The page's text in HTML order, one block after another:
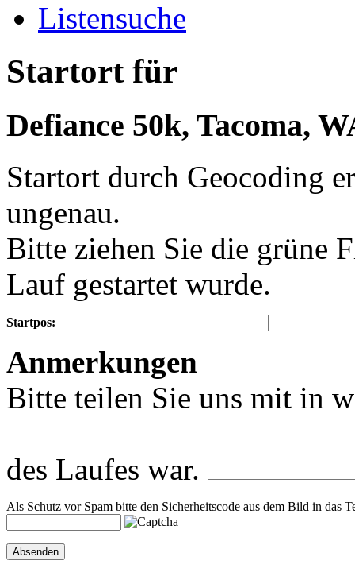
Listensuche
Startort für
Defiance 50k, Tacoma,
Startort durch Geocoding
ungenau.
Bitte ziehen Sie die grüne
Lauf gestartet wurde.
−
Startpos:
Anmerkungen
Bitte teilen Sie uns mit in
des Laufes war.
Als Schutz vor Spam bitte den Sicherheitscode aus dem Bild in das